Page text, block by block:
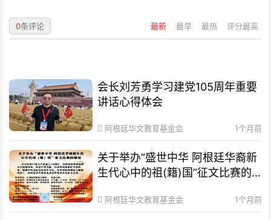
最新 最早 最热 评分最高
0条评论
会长刘芳勇学习建党105周年重要
讲话心得体会
阿根廷华文教育基金会 1个月前
关于举办“盛世中华 阿根廷华裔新
生代心中的祖(籍)国”征文比赛的
阿根廷华文教育基金会 1个月前